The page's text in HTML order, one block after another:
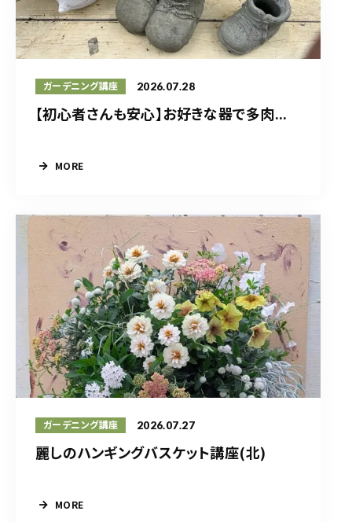
ガーデニング講座 2026.07.28
【初心者さんも安心】お好きな器で多肉...
MORE
ガーデニング講座 2026.07.27
麗しのハンギングバスケット講座(北)
MORE